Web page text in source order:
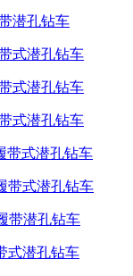
潜孔钻车
式潜孔钻车
式潜孔钻车
式潜孔钻车
带式潜孔钻车
带式潜孔钻车
带潜孔钻车
式潜孔钻车